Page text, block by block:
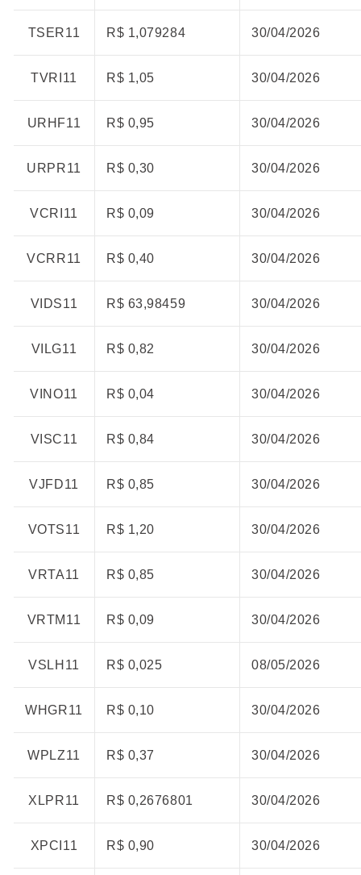
TSER11 R$ 1,079284 30/04/2026
TVRI11 R$ 1,05 30/04/2026
URHF11 R$ 0,95 30/04/2026
URPR11 R$ 0,30 30/04/2026
VCRI11 R$ 0,09 30/04/2026
VCRR11 R$ 0,40 30/04/2026
VIDS11 R$ 63,98459 30/04/2026
VILG11 R$ 0,82 30/04/2026
VINO11 R$ 0,04 30/04/2026
VISC11 R$ 0,84 30/04/2026
VJFD11 R$ 0,85 30/04/2026
VOTS11 R$ 1,20 30/04/2026
VRTA11 R$ 0,85 30/04/2026
VRTM11 R$ 0,09 30/04/2026
VSLH11 R$ 0,025 08/05/2026
WHGR11 R$ 0,10 30/04/2026
WPLZ11 R$ 0,37 30/04/2026
XLPR11 R$ 0,2676801 30/04/2026
XPCI11 R$ 0,90 30/04/2026